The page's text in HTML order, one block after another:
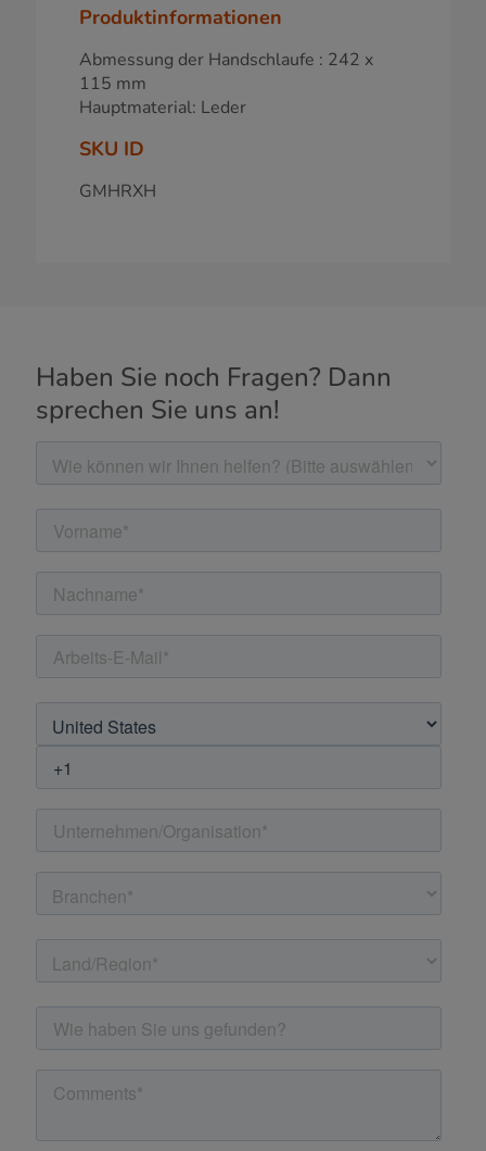
Produktinformationen
Abmessung der Handschlaufe : 242 x
115 mm
Hauptmaterial: Leder
SKU ID
GMHRXH
Haben Sie noch Fragen? Dann
sprechen Sie uns an!